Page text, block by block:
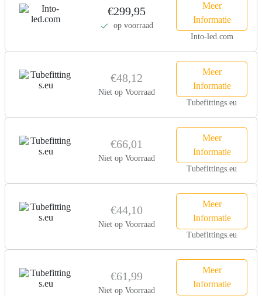
€299,95
op voorraad
Meer
Informatie
Into-led.com
€48,12
Niet op Voorraad
Meer
Informatie
Tubefittings.eu
€66,01
Niet op Voorraad
Meer
Informatie
Tubefittings.eu
€44,10
Niet op Voorraad
Meer
Informatie
Tubefittings.eu
€61,99
Niet op Voorraad
Meer
Informatie